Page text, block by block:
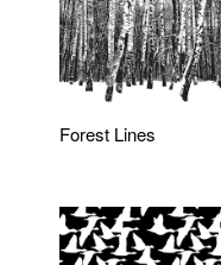
Forest Lines